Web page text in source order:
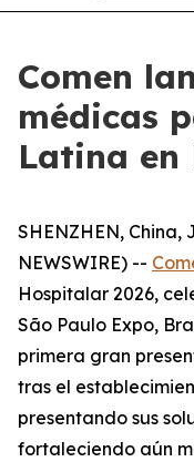
Comen
médicas
Latina en
SHENZHEN, China,
NEWSWIRE) --
Hospitalar 2026,
São Paulo Expo,
primera gran
tras el
presentando sus
fortaleciendo aún